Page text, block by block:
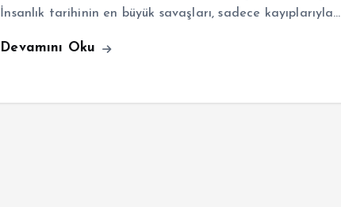
İnsanlık tarihinin en büyük savaşları, sadece kayıplarıyla…
Devamını Oku